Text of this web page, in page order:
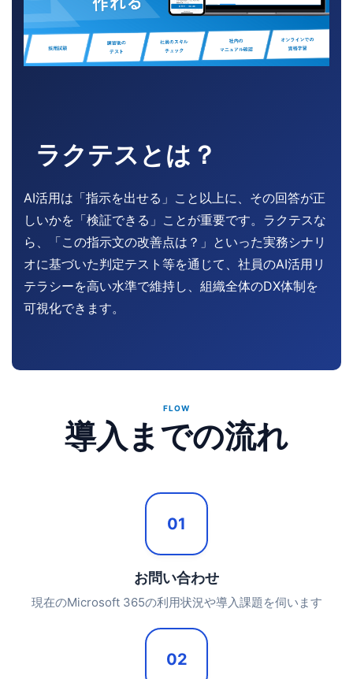
ラクテスとは？
AI活用は「指示を出せる」こと以上に、その回答が正
しいかを「検証できる」ことが重要です。ラクテスな
ら、「この指示文の改善点は？」といった実務シナリ
オに基づいた判定テスト等を通じて、社員のAI活用リ
テラシーを高い水準で維持し、組織全体のDX体制を
可視化できます。
FLOW
導入までの流れ
01
お問い合わせ
現在のMicrosoft 365の利用状況や導入課題を伺います
02